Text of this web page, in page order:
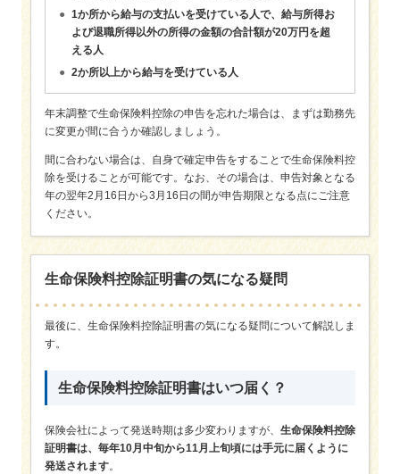
1か所から給与の支払いを受けている人で、給与所得お
よび退職所得以外の所得の金額の合計額が20万円を超
える人
2か所以上から給与を受けている人
年末調整で生命保険料控除の申告を忘れた場合は、まずは勤務先
に変更が間に合うか確認しましょう。
間に合わない場合は、自身で確定申告をすることで生命保険料控
除を受けることが可能です。なお、その場合は、申告対象となる
年の翌年2月16日から3月16日の間が申告期限となる点にご注意
ください。
生命保険料控除証明書の気になる疑問
最後に、生命保険料控除証明書の気になる疑問について解説しま
す。
生命保険料控除証明書はいつ届く？
保険会社によって発送時期は多少変わりますが、 生命保険料控除
証明書は、毎年10月中旬から11月上旬頃には手元に届くように
発送されます。